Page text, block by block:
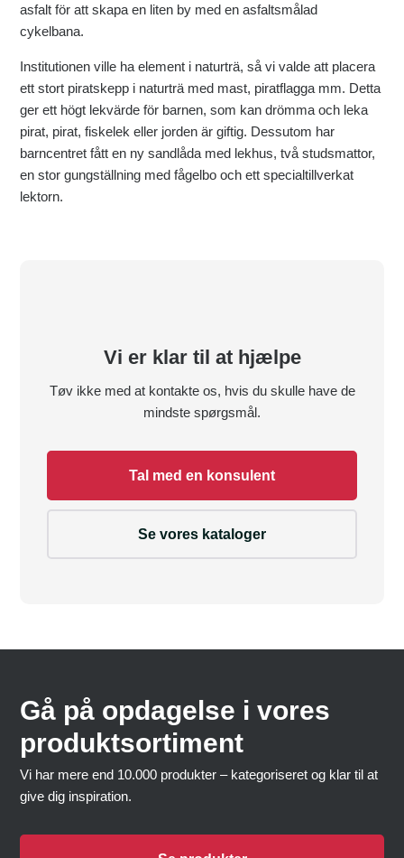
asfalt för att skapa en liten by med en asfaltsmålad
cykelbana.
Institutionen ville ha element i naturträ, så vi valde att placera
ett stort piratskepp i naturträ med mast, piratflagga mm. Detta
ger ett högt lekvärde för barnen, som kan drömma och leka
pirat, pirat, fiskelek eller jorden är giftig. Dessutom har
barncentret fått en ny sandlåda med lekhus, två studsmattor,
en stor gungställning med fågelbo och ett specialtillverkat
lektorn.
Vi er klar til at hjælpe
Tøv ikke med at kontakte os, hvis du skulle have de
mindste spørgsmål.
Tal med en konsulent
Se vores kataloger
Gå på opdagelse i vores
produktsortiment
Vi har mere end 10.000 produkter – kategoriseret og klar til at
give dig inspiration.